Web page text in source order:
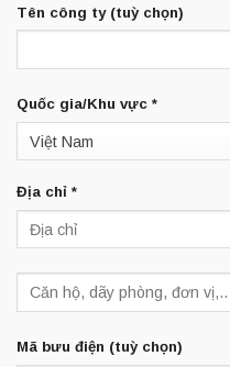
Tên công ty (tuỳ chọn)
Quốc gia/Khu vực *
Việt Nam
Địa chỉ *
Mã bưu điện (tuỳ chọn)